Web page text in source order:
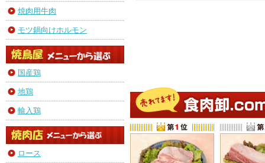
焼肉用牛肉
モツ鍋向けホルモン
国産鶏
地鶏
輸入鶏
ロース